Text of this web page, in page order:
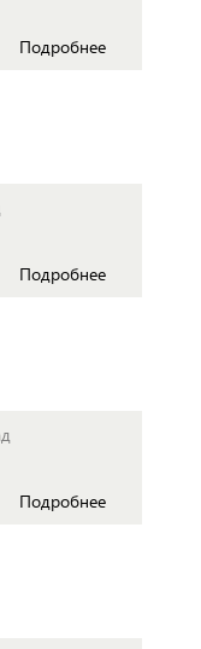
Подробнее
Подробнее
Подробнее